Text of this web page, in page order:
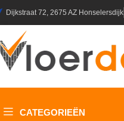
Dijkstraat 72, 2675 AZ Honselersdijk
CATEGORIEËN